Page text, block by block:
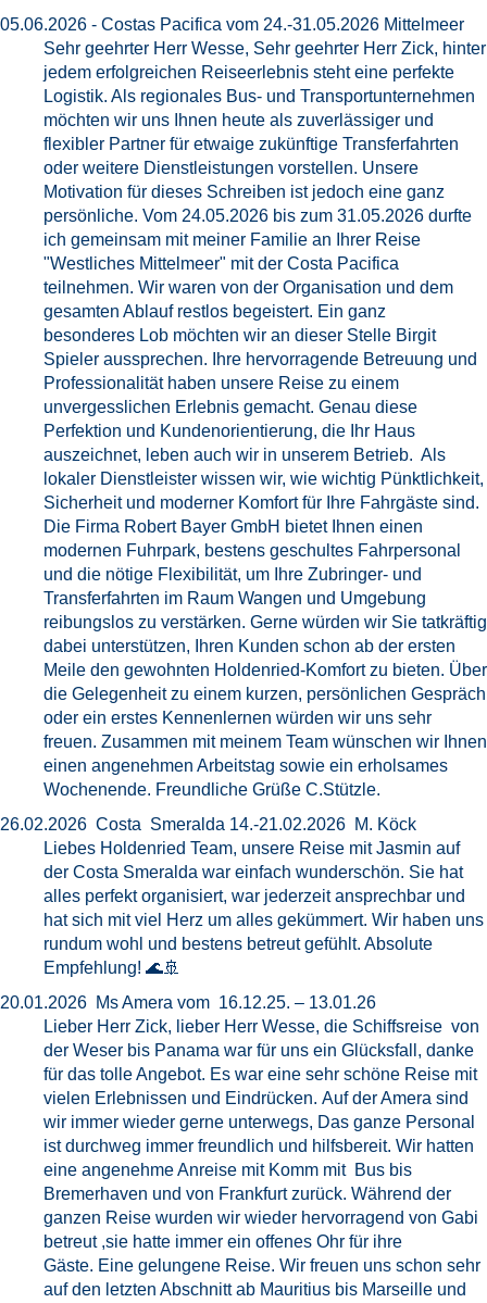
05.06.2026 - Costas Pacifica vom 24.-31.05.2026 Mittelmeer
Sehr geehrter Herr Wesse, Sehr geehrter Herr Zick, hinter
jedem erfolgreichen Reiseerlebnis steht eine perfekte
Logistik. Als regionales Bus- und Transportunternehmen
möchten wir uns Ihnen heute als zuverlässiger und
flexibler Partner für etwaige zukünftige Transferfahrten
oder weitere Dienstleistungen vorstellen. Unsere
Motivation für dieses Schreiben ist jedoch eine ganz
persönliche. Vom 24.05.2026 bis zum 31.05.2026 durfte
ich gemeinsam mit meiner Familie an Ihrer Reise
"Westliches Mittelmeer" mit der Costa Pacifica
teilnehmen. Wir waren von der Organisation und dem
gesamten Ablauf restlos begeistert. Ein ganz
besonderes Lob möchten wir an dieser Stelle Birgit
Spieler aussprechen. Ihre hervorragende Betreuung und
Professionalität haben unsere Reise zu einem
unvergesslichen Erlebnis gemacht. Genau diese
Perfektion und Kundenorientierung, die Ihr Haus
auszeichnet, leben auch wir in unserem Betrieb. Als
lokaler Dienstleister wissen wir, wie wichtig Pünktlichkeit,
Sicherheit und moderner Komfort für Ihre Fahrgäste sind.
Die Firma Robert Bayer GmbH bietet Ihnen einen
modernen Fuhrpark, bestens geschultes Fahrpersonal
und die nötige Flexibilität, um Ihre Zubringer- und
Transferfahrten im Raum Wangen und Umgebung
reibungslos zu verstärken. Gerne würden wir Sie tatkräftig
dabei unterstützen, Ihren Kunden schon ab der ersten
Meile den gewohnten Holdenried-Komfort zu bieten. Über
die Gelegenheit zu einem kurzen, persönlichen Gespräch
oder ein erstes Kennenlernen würden wir uns sehr
freuen. Zusammen mit meinem Team wünschen wir Ihnen
einen angenehmen Arbeitstag sowie ein erholsames
Wochenende. Freundliche Grüße C.Stützle.
26.02.2026 Costa Smeralda 14.-21.02.2026 M. Köck
Liebes Holdenried Team, unsere Reise mit Jasmin auf
der Costa Smeralda war einfach wunderschön. Sie hat
alles perfekt organisiert, war jederzeit ansprechbar und
hat sich mit viel Herz um alles gekümmert. Wir haben uns
rundum wohl und bestens betreut gefühlt. Absolute
Empfehlung! 🌊🚢
20.01.2026 Ms Amera vom 16.12.25. – 13.01.26
Lieber Herr Zick, lieber Herr Wesse, die Schiffsreise von
der Weser bis Panama war für uns ein Glücksfall, danke
für das tolle Angebot. Es war eine sehr schöne Reise mit
vielen Erlebnissen und Eindrücken. Auf der Amera sind
wir immer wieder gerne unterwegs, Das ganze Personal
ist durchweg immer freundlich und hilfsbereit. Wir hatten
eine angenehme Anreise mit Komm mit Bus bis
Bremerhaven und von Frankfurt zurück. Während der
ganzen Reise wurden wir wieder hervorragend von Gabi
betreut ,sie hatte immer ein offenes Ohr für ihre
Gäste. Eine gelungene Reise. Wir freuen uns schon sehr
auf den letzten Abschnitt ab Mauritius bis Marseille und